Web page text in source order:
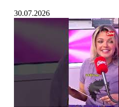
30.07.2026